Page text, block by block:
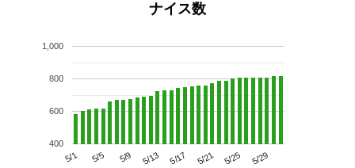
ナイス数
5/1 5/5 5/9 5/13 5/17 5/21 5/25 5/29
400
600
800
1,000